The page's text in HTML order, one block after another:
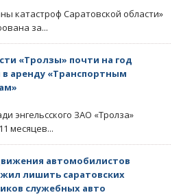
катастроф Саратовской области»
за...
«Тролзы» почти на год
аренду «Транспортным
энгельсского ЗАО «Тролза»
месяцев...
автомобилистов
лишить саратовских
служебных авто